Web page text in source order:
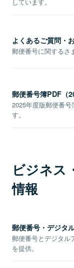
しています。
よくあるご質問・
郵便番号に関するさ
郵便番号簿PDF（
2025年度版郵便番
す。
ビジネス
情報
郵便番号・デジタ
郵便番号とデジタル
を提供。